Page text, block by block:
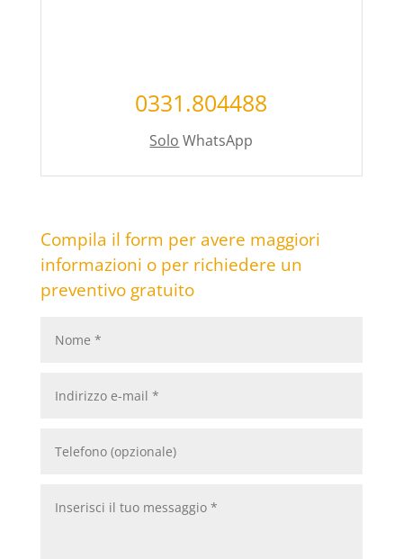
0331.804488
Solo WhatsApp
Compila il form per avere maggiori
informazioni o per richiedere un
preventivo gratuito